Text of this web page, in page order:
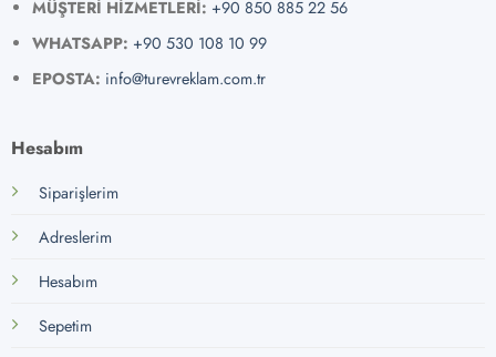
MÜŞTERİ HİZMETLERİ: +90 850 885 22 56
WHATSAPP: +90 530 108 10 99
EPOSTA: info@turevreklam.com.tr
Hesabım
Siparişlerim
Adreslerim
Hesabım
Sepetim